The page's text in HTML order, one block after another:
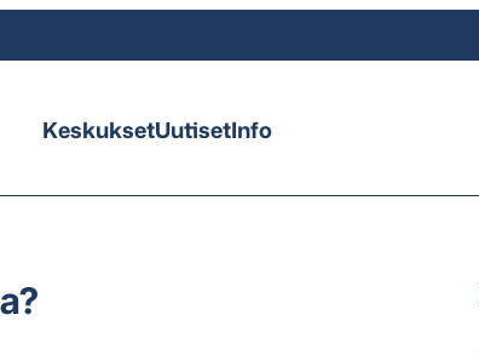
KeskuksetUutisetInfo